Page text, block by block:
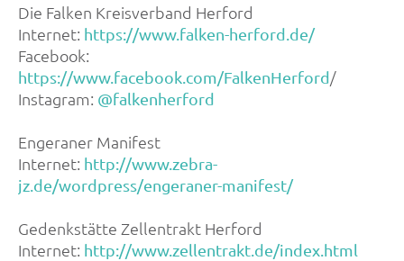
Die Falken Kreisverband Herford
Internet: https://www.falken-herford.de/
Facebook:
https://www.facebook.com/FalkenHerford/
Instagram: @falkenherford
Engeraner Manifest
Internet: http://www.zebra-
jz.de/wordpress/engeraner-manifest/
Gedenkstätte Zellentrakt Herford
Internet: http://www.zellentrakt.de/index.html